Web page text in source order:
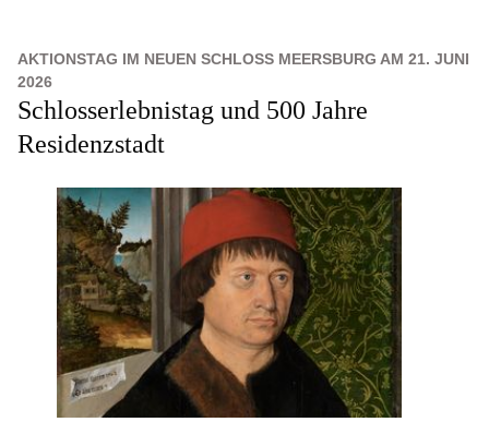
AKTIONSTAG IM NEUEN SCHLOSS MEERSBURG AM 21. JUNI
2026
Schlosserlebnistag und 500 Jahre
Residenzstadt